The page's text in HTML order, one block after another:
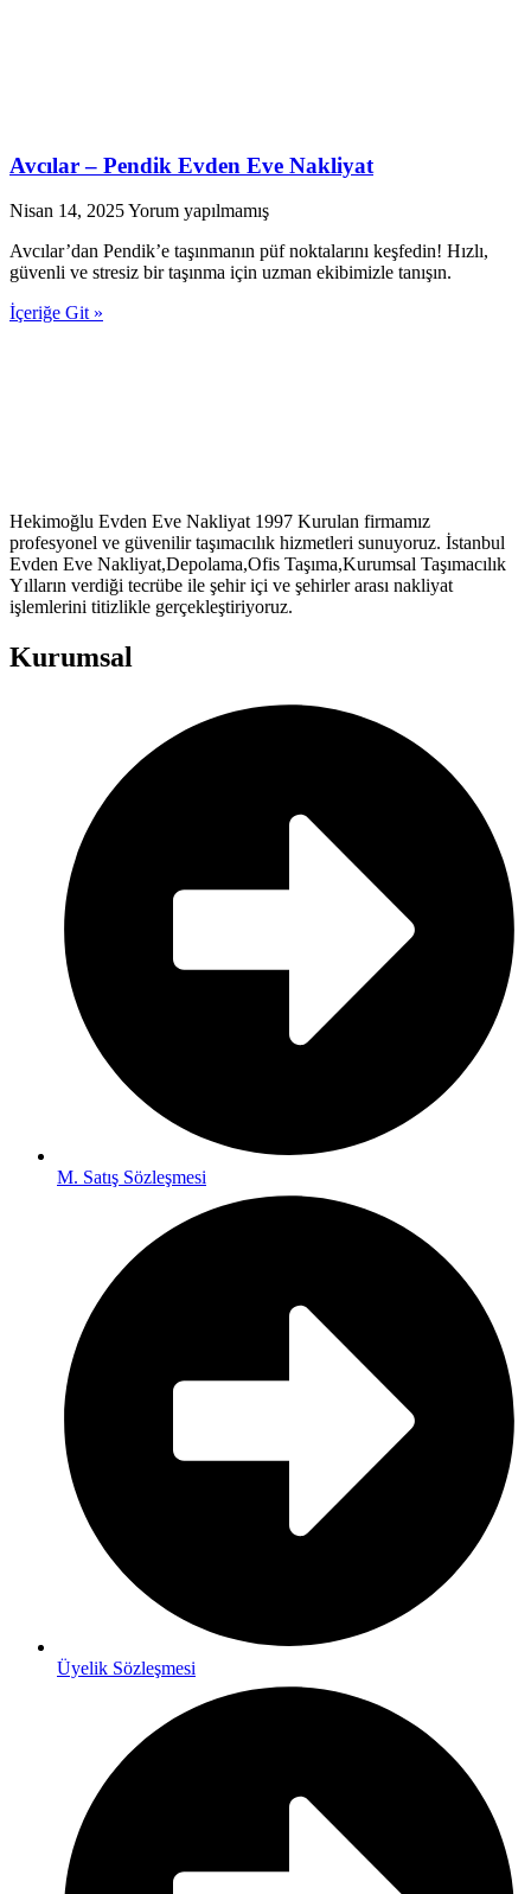
Avcılar – Pendik Evden Eve Nakliyat
Nisan 14, 2025Yorum yapılmamış
Avcılar’dan Pendik’e taşınmanın püf noktalarını keşfedin! Hızlı,
güvenli ve stresiz bir taşınma için uzman ekibimizle tanışın.
İçeriğe Git »
Hekimoğlu Evden Eve Nakliyat 1997 Kurulan firmamız
profesyonel ve güvenilir taşımacılık hizmetleri sunuyoruz. İstanbul
Evden Eve Nakliyat,Depolama,Ofis Taşıma,Kurumsal Taşımacılık
Yılların verdiği tecrübe ile şehir içi ve şehirler arası nakliyat
işlemlerini titizlikle gerçekleştiriyoruz.
Kurumsal
M. Satış Sözleşmesi
Üyelik Sözleşmesi